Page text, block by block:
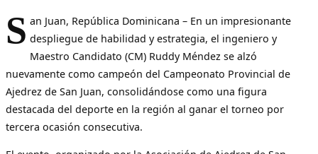
S an Juan, República Dominicana – En un impresionante
despliegue de habilidad y estrategia, el ingeniero y
Maestro Candidato (CM) Ruddy Méndez se alzó
nuevamente como campeón del Campeonato Provincial de
Ajedrez de San Juan, consolidándose como una figura
destacada del deporte en la región al ganar el torneo por
tercera ocasión consecutiva.